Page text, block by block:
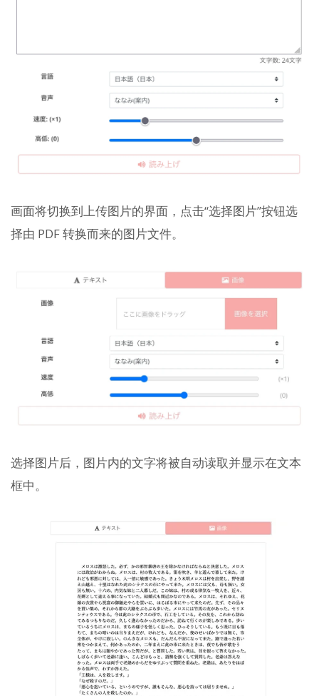
画面将切换到上传图片的界面，点击“选择图片”按钮选
择由 PDF 转换而来的图片文件。
选择图片后，图片内的文字将被自动读取并显示在文本
框中。